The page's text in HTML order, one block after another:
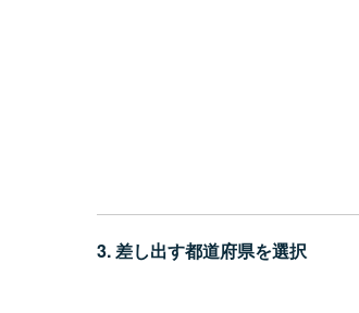
3. 差し出す都道府県を選択